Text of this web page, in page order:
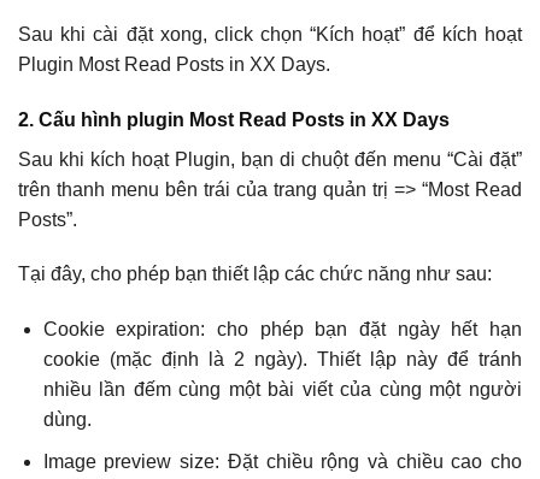
Sau khi cài đặt xong, click chọn “Kích hoạt” để kích hoạt
Plugin Most Read Posts in XX Days.
2. Cấu hình plugin Most Read Posts in XX Days
Sau khi kích hoạt Plugin, bạn di chuột đến menu “Cài đặt”
trên thanh menu bên trái của trang quản trị => “Most Read
Posts”.
Tại đây, cho phép bạn thiết lập các chức năng như sau:
Cookie expiration: cho phép bạn đặt ngày hết hạn
cookie (mặc định là 2 ngày). Thiết lập này để tránh
nhiều lần đếm cùng một bài viết của cùng một người
dùng.
Image preview size: Đặt chiều rộng và chiều cao cho